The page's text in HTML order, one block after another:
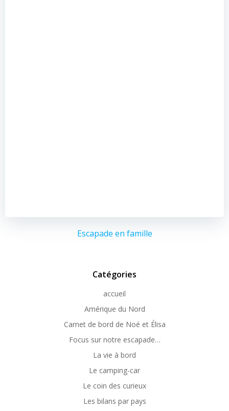
Escapade en famille
Catégories
accueil
Amérique du Nord
Carnet de bord de Noé et Élisa
Focus sur notre escapade…
La vie à bord
Le camping-car
Le coin des curieux
Les bilans par pays